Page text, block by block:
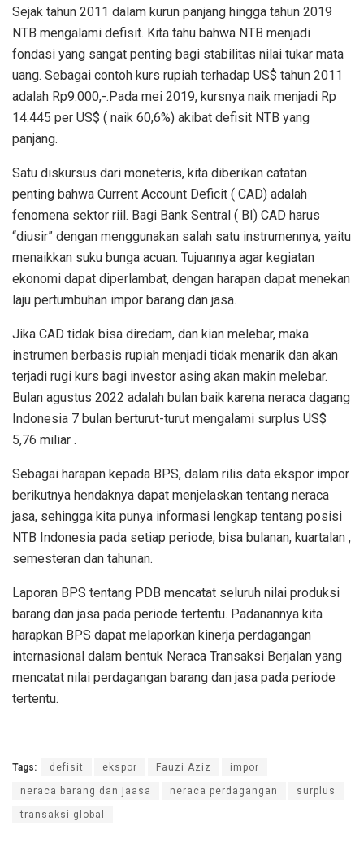
Sejak tahun 2011 dalam kurun panjang hingga tahun 2019
NTB mengalami defisit. Kita tahu bahwa NTB menjadi
fondasi yang sangat penting bagi stabilitas nilai tukar mata
uang. Sebagai contoh kurs rupiah terhadap US$ tahun 2011
adalah Rp9.000,-.Pada mei 2019, kursnya naik menjadi Rp
14.445 per US$ ( naik 60,6%) akibat defisit NTB yang
panjang.
Satu diskursus dari moneteris, kita diberikan catatan
penting bahwa Current Account Deficit ( CAD) adalah
fenomena sektor riil. Bagi Bank Sentral ( BI) CAD harus
“diusir” dengan menggunakan salah satu instrumennya, yaitu
menaikkan suku bunga acuan. Tujuannya agar kegiatan
ekonomi dapat diperlambat, dengan harapan dapat menekan
laju pertumbuhan impor barang dan jasa.
Jika CAD tidak bisa diredam, dan kian melebar, maka
instrumen berbasis rupiah menjadi tidak menarik dan akan
terjadi rugi kurs bagi investor asing akan makin melebar.
Bulan agustus 2022 adalah bulan baik karena neraca dagang
Indonesia 7 bulan berturut-turut mengalami surplus US$
5,76 miliar .
Sebagai harapan kepada BPS, dalam rilis data ekspor impor
berikutnya hendaknya dapat menjelaskan tentang neraca
jasa, sehingga kita punya informasi lengkap tentang posisi
NTB Indonesia pada setiap periode, bisa bulanan, kuartalan ,
semesteran dan tahunan.
Laporan BPS tentang PDB mencatat seluruh nilai produksi
barang dan jasa pada periode tertentu. Padanannya kita
harapkan BPS dapat melaporkan kinerja perdagangan
internasional dalam bentuk Neraca Transaksi Berjalan yang
mencatat nilai perdagangan barang dan jasa pada periode
tertentu.
Tags: defisit ekspor Fauzi Aziz impor
neraca barang dan jaasa neraca perdagangan surplus
transaksi global